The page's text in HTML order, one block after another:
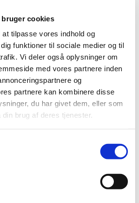
bruger cookies
tilpasse vores indhold og
funktioner til sociale medier og til
Vi deler også oplysninger om
med vores partnere inden
og
partnere kan kombinere disse
du har givet dem, eller som
brug af deres tjenester.
Læs mere her